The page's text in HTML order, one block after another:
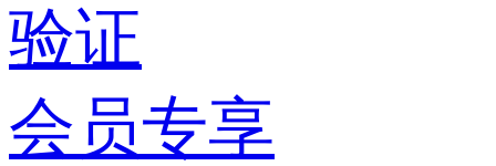
验证
会员专享